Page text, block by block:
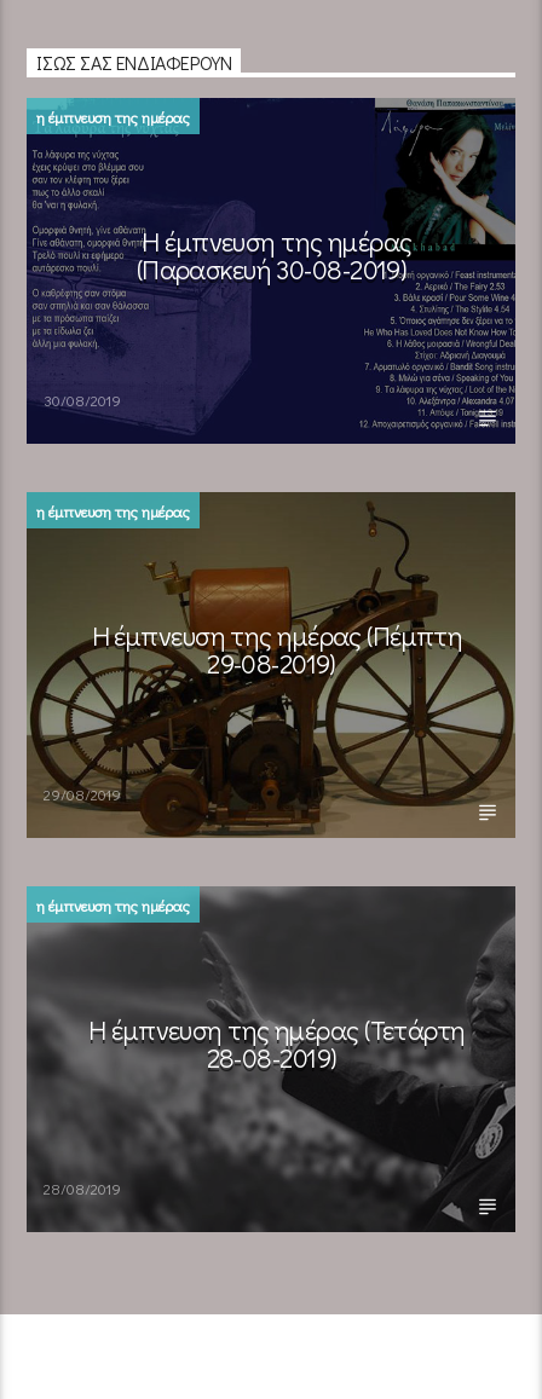
ΊΣΩΣ ΣΑΣ ΕΝΔΙΑΦΈΡΟΥΝ
η έμπνευση της ημέρας
Η έμπνευση της ημέρας
(Παρασκευή 30-08-2019)
30/08/2019
η έμπνευση της ημέρας
Η έμπνευση της ημέρας (Πέμπτη
29-08-2019)
29/08/2019
η έμπνευση της ημέρας
Η έμπνευση της ημέρας (Τετάρτη
28-08-2019)
28/08/2019